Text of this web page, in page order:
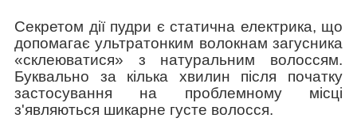
Секретом дії пудри є статична електрика, що
допомагає ультратонким волокнам загусника
«склеюватися» з натуральним волоссям.
Буквально за кілька хвилин після початку
застосування на проблемному місці
з'являються шикарне густе волосся.